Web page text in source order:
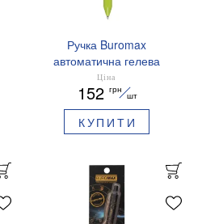
Ручка Buromax
автоматична гелева
PRESTIGE GOLD 0,5 мм
сині чорнила BM.83101
Ціна
152 грн
шт
КУПИТИ